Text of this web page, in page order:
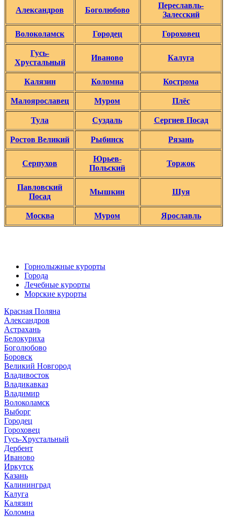
Александров Боголюбово
Переславль-
Залесский
Волоколамск Городец Гороховец
Гусь-
Хрустальный
Иваново Калуга
Калязин Коломна Кострома
Малоярославец Муром Плёс
Тула Суздаль Сергиев Посад
Ростов Великий Рыбинск Рязань
Серпухов
Юрьев-
Польский
Торжок
Павловский
Посад
Мышкин Шуя
Москва Муром Ярославль
Горнолыжные курорты
Города
Лечебные курорты
Морские курорты
Красная Поляна
Александров
Астрахань
Белокуриха
Боголюбово
Боровск
Великий Новгород
Владивосток
Владикавказ
Владимир
Волоколамск
Выборг
Городец
Гороховец
Гусь-Хрустальный
Дербент
Иваново
Иркутск
Казань
Калининград
Калуга
Калязин
Коломна